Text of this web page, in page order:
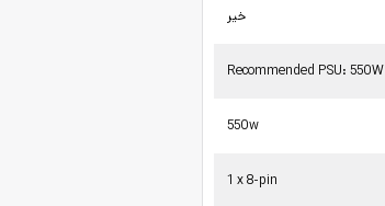
خیر
Recommended PSU: 550W
550w
1 x 8-pin